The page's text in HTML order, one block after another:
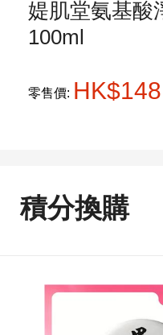
媞肌堂氨基酸
100ml
零售價:
積分換購